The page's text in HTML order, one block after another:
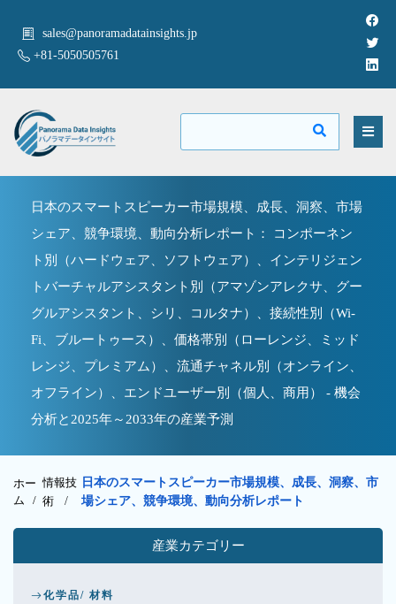
sales@panoramadatainsights.jp
+81-5050505761
日本のスマートスピーカー市場規模、成長、洞察、市場
シェア、競争環境、動向分析レポート： コンポーネン
ト別（ハードウェア、ソフトウェア）、インテリジェン
トバーチャルアシスタント別（アマゾンアレクサ、グー
グルアシスタント、シリ、コルタナ）、接続性別（Wi-
Fi、ブルートゥース）、価格帯別（ローレンジ、ミッド
レンジ、プレミアム）、流通チャネル別（オンライン、
オフライン）、エンドユーザー別（個人、商用） - 機会
分析と2025年～2033年の産業予測
ホー
ム /
情報技
術 /
日本のスマートスピーカー市場規模、成長、洞察、市
場シェア、競争環境、動向分析レポート
産業カテゴリー
化学品/ 材料